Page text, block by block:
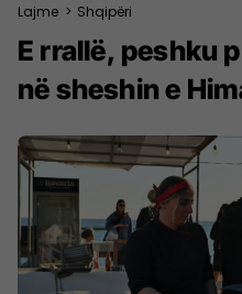
Lajme > Shqipëri
E rrallë, peshku
në sheshin e